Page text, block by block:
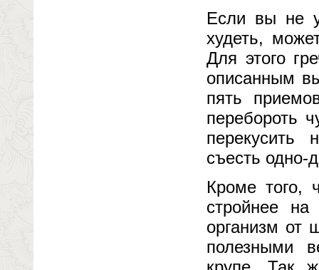
Если вы не
худеть,
Для этого
описанным
пять
перебороть
перекусить
съесть одно-
Кроме того,
стройнее
организм от
полезными